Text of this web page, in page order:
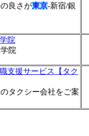
良さが東京-新宿/銀
院
院
支援サービス【タク
タクシー会社をご案